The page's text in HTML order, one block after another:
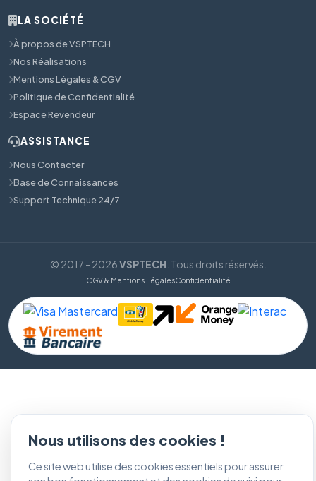
LA SOCIÉTÉ
À propos de VSPTECH
Nos Réalisations
Mentions Légales & CGV
Politique de Confidentialité
Espace Revendeur
ASSISTANCE
Nous Contacter
Base de Connaissances
Support Technique 24/7
© 2017 - 2026VSPTECH . Tous droits réservés.
CGV & Mentions LégalesConfidentialité
Nous utilisons des cookies !
Ce site web utilise des cookies essentiels pour assurer